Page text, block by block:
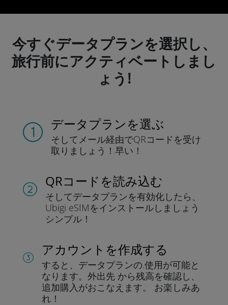
今すぐデータプランを選択し、
旅行前にアクティベートしまし
ょう!
データプランを選ぶ
そしてメール経由でQRコードを受け
取りましょう！早い！
QRコードを読み込む
そしてデータプランを有効化したら、
Ubigi eSIMをインストールしま しょう
シンプル！
アカウントを作成する
すると、データプランの.使用が可能と
なります。 外出先 から残高を確認し、
追加購入がおこなえます。
お楽しみあ
れ！